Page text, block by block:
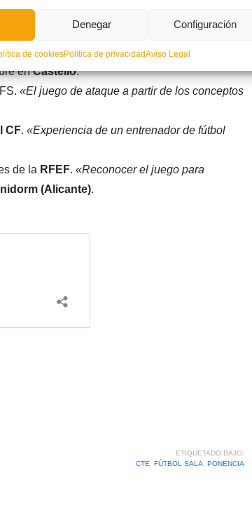
Denegar Configuración
de cookiesPolítica de privacidadAviso Legal
estándar 3.1 a diferentes modelos
de los procedimientos para la
enCastelló.
«El juego de ataque a partir de los conceptos
CF. «Experiencia de un entrenador de fútbol
de la RFEF. «Reconocer el juego para
(Alicante).
ETIQUETADO BAJO:
CTE
FÚTBOL SALA PONENCIA